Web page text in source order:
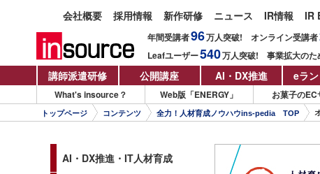
会社概要 採用情報 新作研修 ニュース IR情報 IR
年間受講者96万人突破! オンライン受講者
Leafユーザー540万人突破! 事業拡大のた
講師派遣研修
公開講座 AI・DX推進 eラン
What's insource？ Web版「ENERGY」 お菓子のEC
トップページ コンテンツ 全力！人材育成ノウハウins-pedia TOP
AI・DX推進・IT人材育成